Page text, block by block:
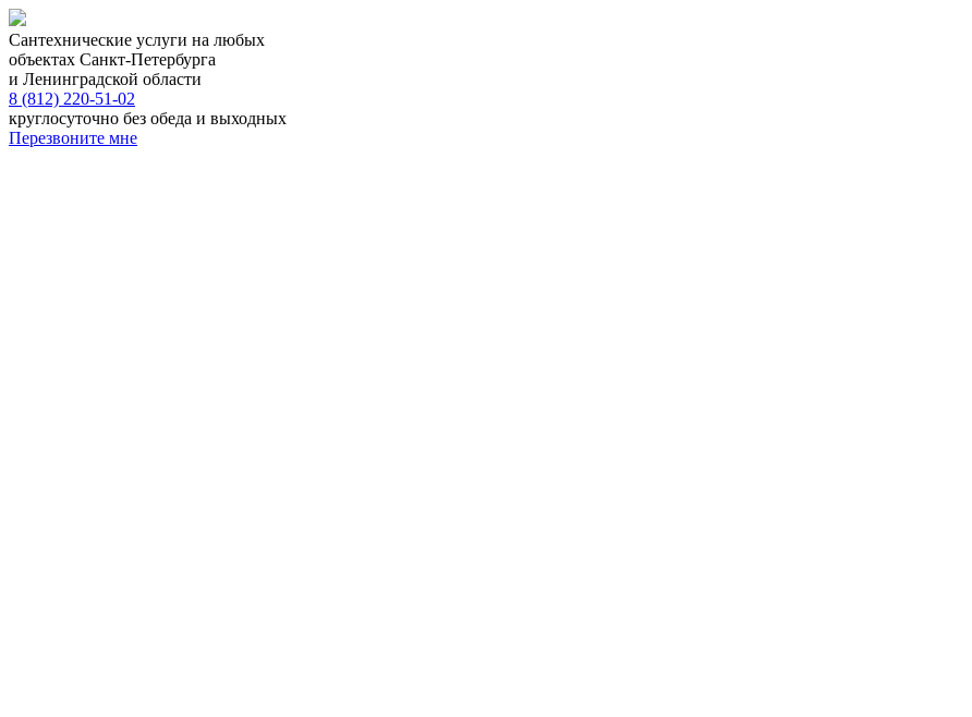
Сантехнические услуги на любых
объектах Санкт-Петербурга
и Ленинградской области
8 (812) 220-51-02
круглосуточно без обеда и выходных
Перезвоните мне